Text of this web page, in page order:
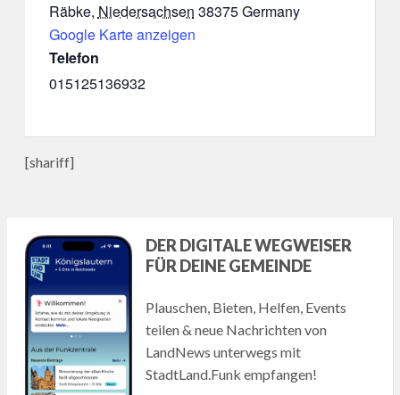
Räbke, Niedersachsen 38375Germany
Google Karte anzeigen
Telefon
015125136932
[shariff]
DER DIGITALE WEGWEISER
FÜR DEINE GEMEINDE
Plauschen, Bieten, Helfen, Events
teilen & neue Nachrichten von
LandNews unterwegs mit
StadtLand.Funk empfangen!